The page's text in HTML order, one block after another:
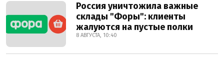
Россия уничтожила важные
склады "Форы": клиенты
жалуются на пустые полки
8 АВГУСТА, 10:40